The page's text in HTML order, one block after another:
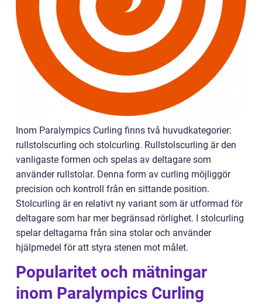
Inom Paralympics Curling finns två huvudkategorier:
rullstolscurling och stolcurling. Rullstolscurling är den
vanligaste formen och spelas av deltagare som
använder rullstolar. Denna form av curling möjliggör
precision och kontroll från en sittande position.
Stolcurling är en relativt ny variant som är utformad för
deltagare som har mer begränsad rörlighet. I stolcurling
spelar deltagarna från sina stolar och använder
hjälpmedel för att styra stenen mot målet.
Popularitet och mätningar
inom Paralympics Curling